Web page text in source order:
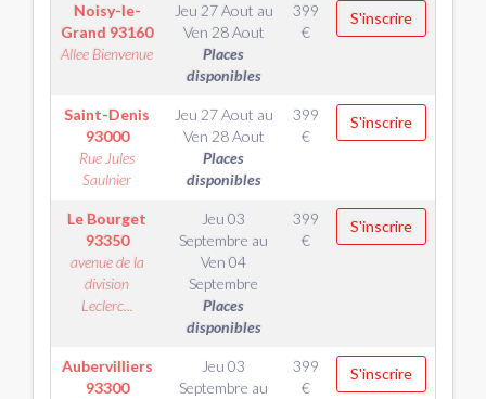
Noisy-le-
Grand 93160
Allee Bienvenue
Jeu 27 Aout au
Ven 28 Aout
Places
disponibles
399
€
S'inscrire
Saint-Denis
93000
Rue Jules
Saulnier
Jeu 27 Aout au
Ven 28 Aout
Places
disponibles
399
€
S'inscrire
Le Bourget
93350
avenue de la
division
Leclerc...
Jeu 03
Septembre au
Ven 04
Septembre
Places
disponibles
399
€
S'inscrire
Aubervilliers
93300
Jeu 03
Septembre au
399
€
S'inscrire